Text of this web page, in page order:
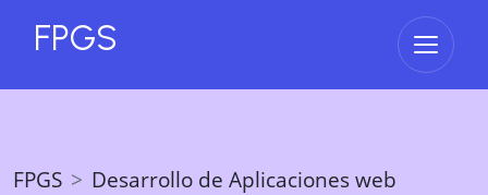
FPGS Abrir
FPGS
Desarrollo de Aplicaciones web